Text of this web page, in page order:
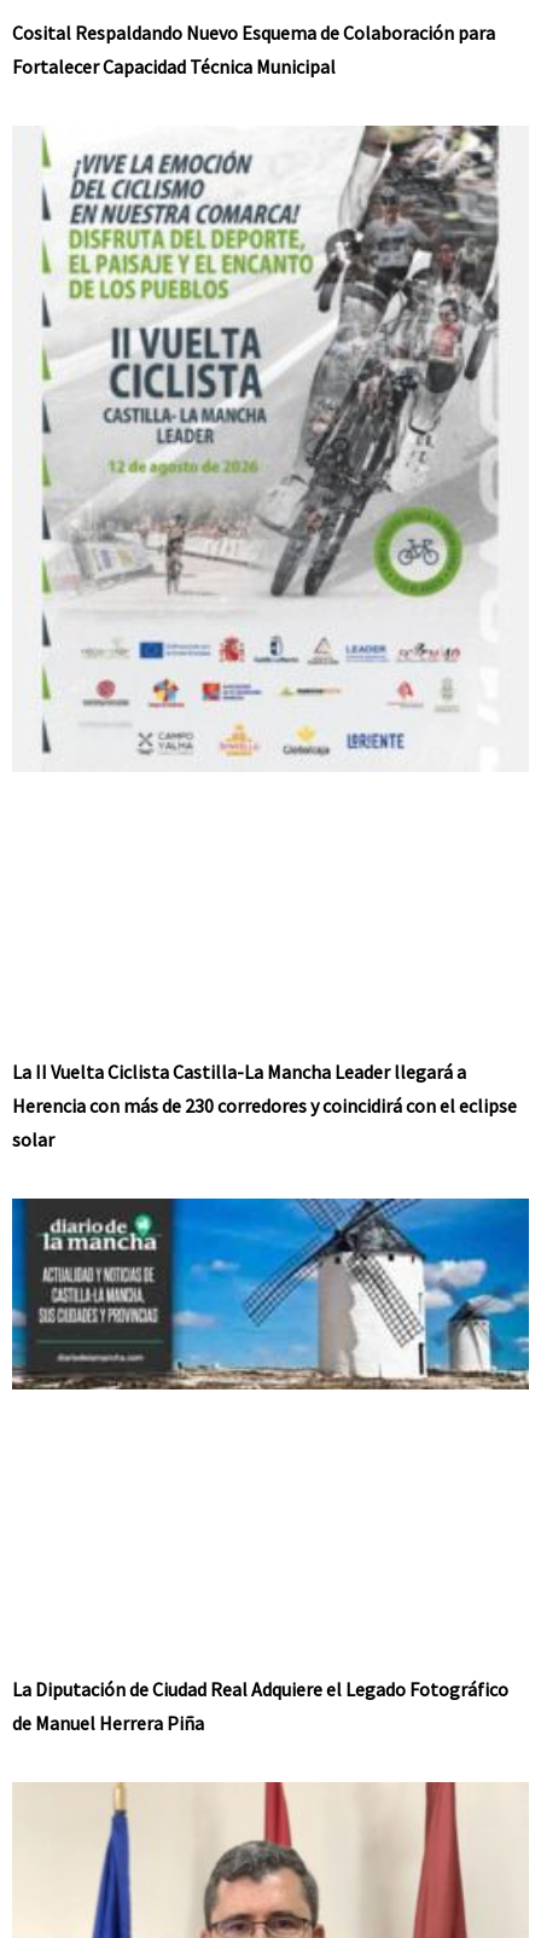
Cosital Respaldando Nuevo Esquema de Colaboración para
Fortalecer Capacidad Técnica Municipal
La II Vuelta Ciclista Castilla-La Mancha Leader llegará a
Herencia con más de 230 corredores y coincidirá con el eclipse
solar
La Diputación de Ciudad Real Adquiere el Legado Fotográfico
de Manuel Herrera Piña